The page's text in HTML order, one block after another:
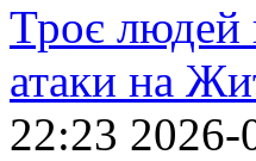
Троє людей
атаки на
22:23 2026-